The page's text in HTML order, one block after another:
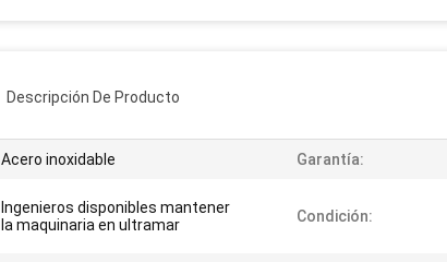
Descripción De Producto
Acero inoxidable Garantía:
Ingenieros disponibles mantener
la maquinaria en ultramar
Condición: